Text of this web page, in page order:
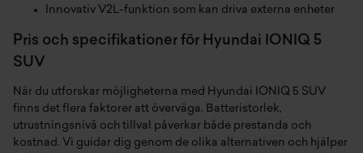
Innovativ V2L-funktion som kan driva externa enheter
Pris och specifikationer för Hyundai IONIQ 5
SUV
När du utforskar möjligheterna med Hyundai IONIQ 5 SUV
finns det flera faktorer att överväga. Batteristorlek,
utrustningsnivå och tillval påverkar både prestanda och
kostnad. Vi guidar dig genom de olika alternativen och hjälper